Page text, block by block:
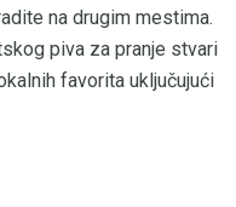
na drugim mestima.
piva za pranje stvari
favorita uključujući